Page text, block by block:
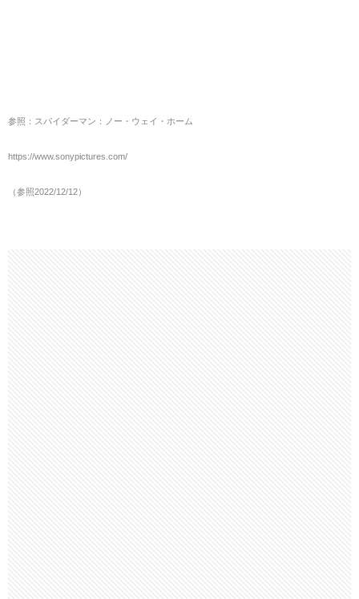
参照：スパイダーマン：ノー・ウェイ・ホーム
https://www.sonypictures.com/
（参照2022/12/12）